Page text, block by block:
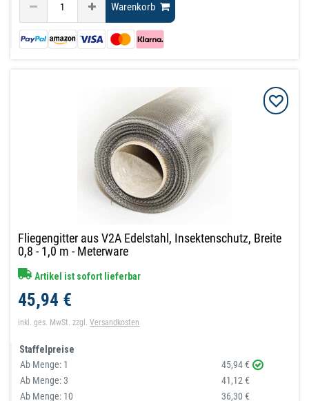
Warenkorb
Fliegengitter aus V2A Edelstahl, Insektenschutz, Breite
0,8 - 1,0 m - Meterware
Artikel ist sofort lieferbar
45,94 €
inkl. ges. MwSt. zzgl.Versandkosten
Staffelpreise
Ab Menge: 1
45,94 €
Ab Menge:3
41,12 €
Ab Menge: 10 36,30 €